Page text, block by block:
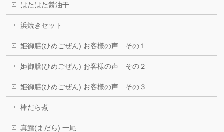
はたはた醤油干
浜焼きセット
姫御膳(ひめごぜん) お客様の声 その１
姫御膳(ひめごぜん) お客様の声 その２
姫御膳(ひめごぜん) お客様の声 その３
棒だら煮
真鱈(まだら) 一尾